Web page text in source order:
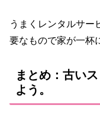
うまくレンタルサー
要なもので家が一杯
まとめ：古い
よう。